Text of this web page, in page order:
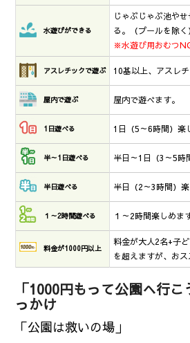
水遊びができる
じゃぶじゃぶ池や
る。（プールを除く
※水遊び用おむつ
アスレチックで遊ぶ 10基以上、アスレチ
屋内で遊ぶ 屋内で遊べます。
1日遊べる 1日（5～6時間）楽
半～1日遊べる 半日～1日（3～5時
半日遊べる 半日（2～3時間）楽
１～2時間遊べる １～2時間楽しめま
料金が1000円以上
料金が大人2名+子
を超えますが、おス
「1000円もって公園へ行
っかけ
「公園は救いの場」